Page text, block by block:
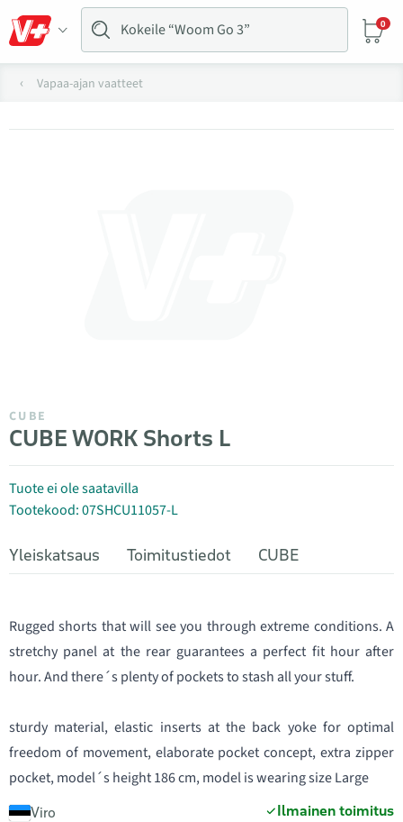
0
Vapaa-ajan vaatteet
CUBE
CUBE WORK Shorts L
Tuote ei ole saatavilla
Tootekood: 07SHCU11057-L
Yleiskatsaus Toimitustiedot CUBE
Rugged shorts that will see you through extreme conditions. A
stretchy panel at the rear guarantees a perfect fit hour after
hour. And there´s plenty of pockets to stash all your stuff.
sturdy material, elastic inserts at the back yoke for optimal
freedom of movement, elaborate pocket concept, extra zipper
Viro Ilmainen toimitus